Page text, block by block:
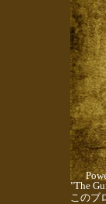
"The
このブ